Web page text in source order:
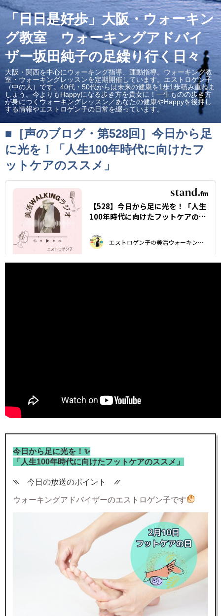
「日日是好歩」大阪・ウォーキン
グ教室 ウォーキングアドバイ
ザー坂田純子の足繰り行く日々
大阪・関西を中心にウォーキング指導、運動指導。ウォーキング教
室・ウォーキングレッスンを定期開催しています。エストロゲン子
（中の人）です。40代・50代からは未来の健康を1歩1歩積み重ねま
しょう。今よりもHappyになる歩き方を貴女に！一生ものの歩き方
が身につくウォーキングレッスン／あなたの健康やHappyを後押し
する情報やエストロゲン子の日常を綴っています。
■［声のブログ・第528回］今日から足
に光を！「人生100年時代に向けたフ
ットケアのススメ」
今日から足に光を！✨
「人生100年時代に向けたフットケアのススメ」
⳹ 今日の放送のポイント ⳼
ウォーキングアドバイザーのエストロゲン子です